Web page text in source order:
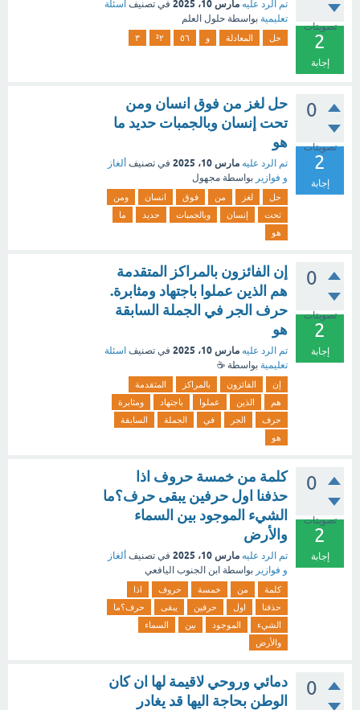
تصويتات
2
إجابة
تم الرد عليه مارس 10، 2025 في تصنيف اسئلة
تعليمية بواسطة حلول العلم
حل المعادلة و ٥٦ ²٢ ٣
0
تصويتات
2
إجابة
حل لغز من فوق انسان ومن
تحت إنسان وبالجمبات حديد ما
هو
تم الرد عليه مارس 10، 2025 في تصنيف ألغاز
و فوازير بواسطة مجهول
حل لغز من فوق انسان
ومن
تحت
إنسان وبالجمبات حديد
ما
هو
0
تصويتات
2
إجابة
إن الفائزون بالمراكز المتقدمة
هم الذين عملوا باجتهاد ومثابرة.
حرف الجر في الجملة السابقة
هو
تم الرد عليه مارس 10، 2025 في تصنيف اسئلة
تعليمية بواسطة ☕
إن الفائزون بالمراكز
المتقدمة
هم
الذين عملوا باجتهاد
ومثابرة
حرف
الجر في الجملة
السابقة
هو
0
تصويتات
2
إجابة
كلمة من خمسة حروف اذا
حذفنا اول حرفين يبقى حرف؟ما
الشيء الموجود بين السماء
والأرض
تم الرد عليه مارس 10، 2025 في تصنيف ألغاز
و فوازير بواسطة ابن الجنوب اليافعي
كلمة من خمسة حروف
اذا
حذفنا
اول حرفين يبقى
حرف؟ما
الشيء
الموجود بين
السماء
والأرض
0
دمائي وروحي لاقيمة لها ان كان
الوطن بحاجة اليها قد يغادر